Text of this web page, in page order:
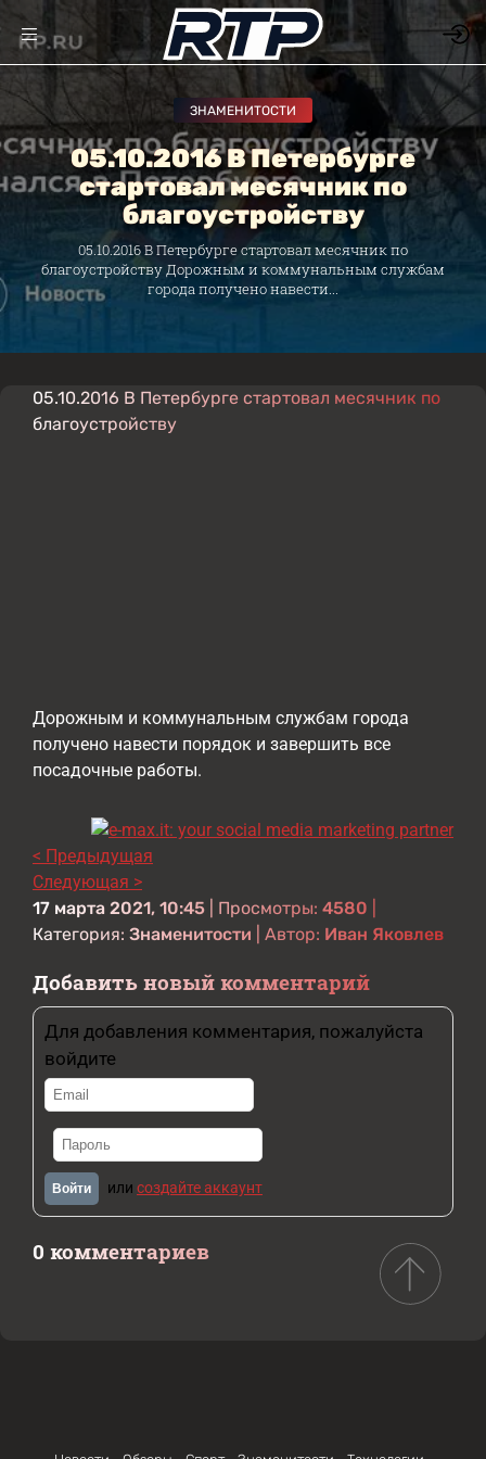
ЗНАМЕНИТОСТИ
05.10.2016 В Петербурге
стартовал месячник по
благоустройству
05.10.2016 В Петербурге стартовал месячник по
благоустройству Дорожным и коммунальным службам
города получено навести...
05.10.2016 В Петербурге стартовал месячник по
благоустройству
Дорожным и коммунальным службам города
получено навести порядок и завершить все
посадочные работы.
< Предыдущая
Следующая >
17 марта 2021, 10:45 | Просмотры: 4580
Категория: Знаменитости | Автор: Иван Яковлев
Добавить новый комментарий
Для добавления комментария, пожалуйста
войдите
Войти или создайте аккаунт
0 комментариев